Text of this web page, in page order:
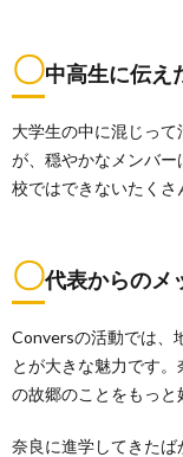
〇中高生に伝え
大学生の中に混じっ
が、穏やかなメンバ
校ではできないたくさ
〇代表からのメ
Conversの活動では、
とが大きな魅力です
の故郷のことをもっと
奈良に進学してきた